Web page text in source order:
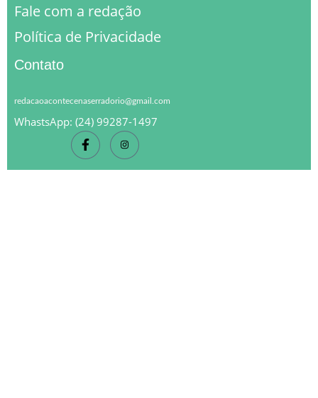
Fale com a redação
Política de Privacidade
Contato
redacaoacontecenaserradorio@gmail.com
WhastsApp: (24) 99287-1497